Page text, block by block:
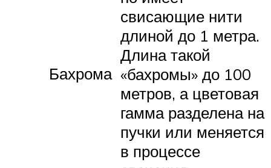
Бахрома
свисающие нити
длиной до 1 метра.
Длина такой
«бахромы» до 100
метров, а цветовая
гамма разделена на
пучки или меняется
в процессе